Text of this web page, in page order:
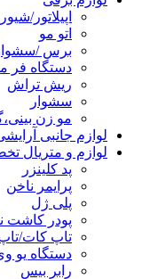
اپیلاتور/
اتو مو
برس /
دستگاه فر
ریش تراش
سشوار
مو زن
لوازم جانبی
لوازم و متریال
پد کلینزر
پرایمر ناخن
پلی ژل
پودر کاشت
تاپ کات/
دستگاه یو
رابر بیس